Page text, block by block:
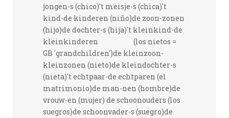
jongen-s (chico)'t meisje-s (chica)'t
kind-de kinderen (niño)de zoon-zonen
(hijo)de dochter-s (hija)'t kleinkind-de
kleinkinderen (los nietos =
GB 'grandchildren')de kleinzoon-
kleinzonen (nieto)de kleindochter-s
(nieta)'t echtpaar-de echtparen (el
matrimonio)de man-nen (hombre)de
vrouw-en (mujer) de schoonouders (los
suegros)de schoonvader-s (suegro)de